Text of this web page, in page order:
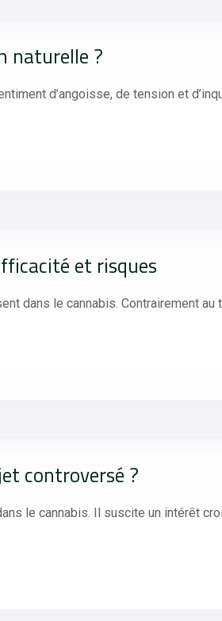
naturelle ?
d’angoisse, de tension et
et risques
dans le cannabis. Contrairement
controversé ?
le cannabis. Il suscite un intérêt